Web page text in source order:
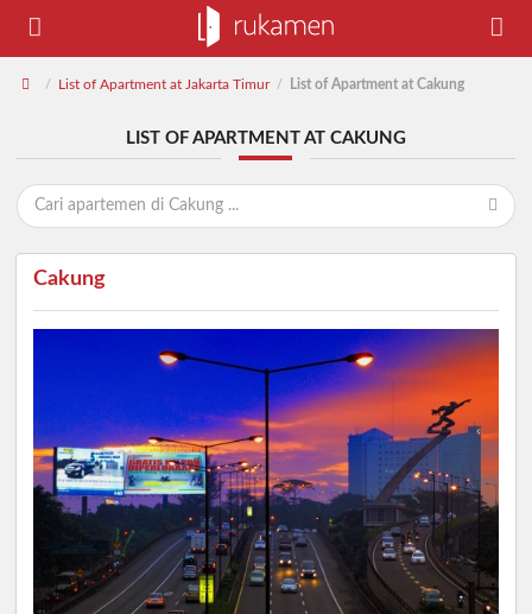
/ List of Apartment at Jakarta Timur / List of Apartment at Cakung
LIST OF APARTMENT AT CAKUNG
Cakung